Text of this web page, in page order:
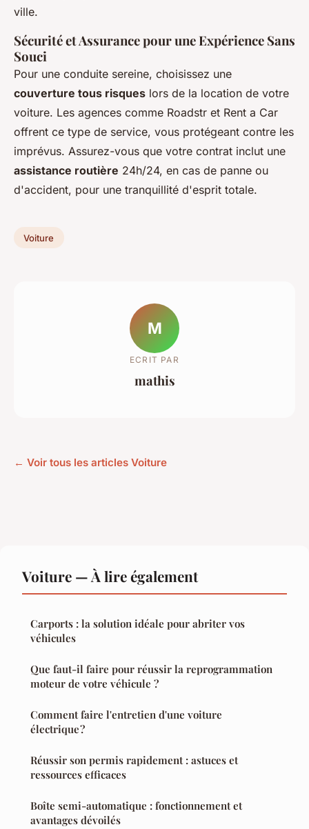
ville.
Sécurité et Assurance pour une Expérience Sans
Souci
Pour une conduite sereine, choisissez une
couverture tous risques lors de la location de votre
voiture. Les agences comme Roadstr et Rent a Car
offrent ce type de service, vous protégeant contre les
imprévus. Assurez-vous que votre contrat inclut une
assistance routière 24h/24, en cas de panne ou
d'accident, pour une tranquillité d'esprit totale.
Voiture
M
ECRIT PAR
mathis
← Voir tous les articles Voiture
Voiture — À lire également
Carports : la solution idéale pour abriter vos
véhicules
Que faut-il faire pour réussir la reprogrammation
moteur de votre véhicule ?
Comment faire l'entretien d'une voiture
électrique ?
Réussir son permis rapidement : astuces et
ressources efficaces
Boîte semi-automatique : fonctionnement et
avantages dévoilés